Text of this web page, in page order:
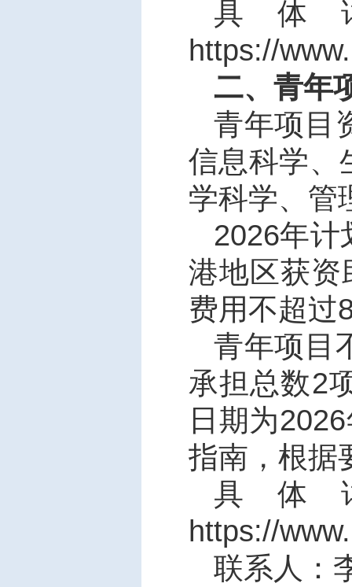
具体
https://
二、青年
青年项目
信息科学、
学科学、管
2026年计
港地区获资
费用不超过
青年项目
承担总数2
日期为2026
指南，根据
具体
https://
联系人：